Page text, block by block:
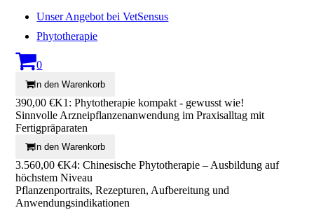
Unser Angebot bei VetSensus
Phytotherapie
0
In den Warenkorb
390,00 €K1: Phytotherapie kompakt - gewusst wie!
Sinnvolle Arzneipflanzenanwendung im Praxisalltag mit
Fertigpräparaten
In den Warenkorb
3.560,00 €K4: Chinesische Phytotherapie – Ausbildung auf
höchstem Niveau
Pflanzenportraits, Rezepturen, Aufbereitung und
Anwendungsindikationen